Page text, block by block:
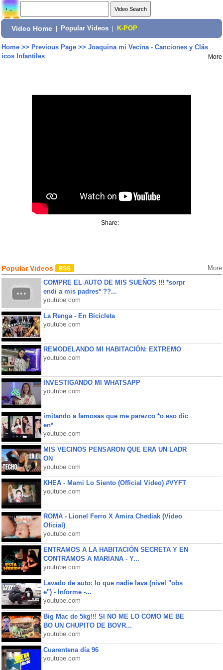
Video Home Popular Videos K-POP
Home>> Previous Page>> Joaquina mi Vecina - Canciones y Clás
icos Infantiles
More
Share:
Popular Videos More
COMPRE EL AUTO DE MIS SUEÑOS !!! *sorpr
endi a mis padres* ??...
youtube.com
La Renga - En Bicicleta
youtube.com
REMODELANDO MI HABITACIÓN: EXTREMO
youtube.com
INVESTIGANDO MI WHATSAPP
youtube.com
imitando a famosas que me parezco *o eso dic
en*
youtube.com
MIS VECINOS PENSARON QUE ERA UN LADR
ON
youtube.com
KHEA - Mami Lo Siento (Official Video) #VYFT
youtube.com
ROMA - Lionel Ferro X Amira Chediak (Video
Oficial)
youtube.com
ENTRAMOS A LA HABITACIÓN SECRETA Y EN
CONTRAMOS A MARIANA - Y...
youtube.com
Lavado de auto: lo que nadie lava (nivel "obs
e") - Informe -...
youtube.com
Big Mac de 5kg!!! SI NO ME LO COMO ME BE
BO UN CHUPITO DE BOVR...
youtube.com
Cuarentena día 96
youtube.com